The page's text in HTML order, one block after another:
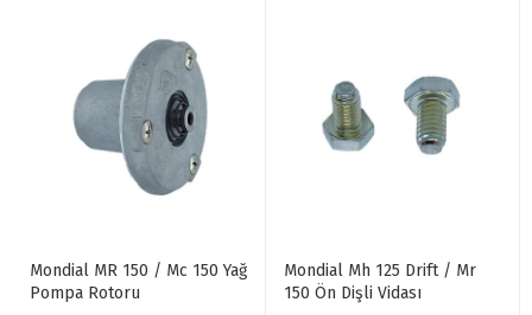
Mondial MR 150 / Mc 150 Yağ
Pompa Rotoru
Mondial Mh 125 Drift / Mr
150 Ön Dişli Vidası